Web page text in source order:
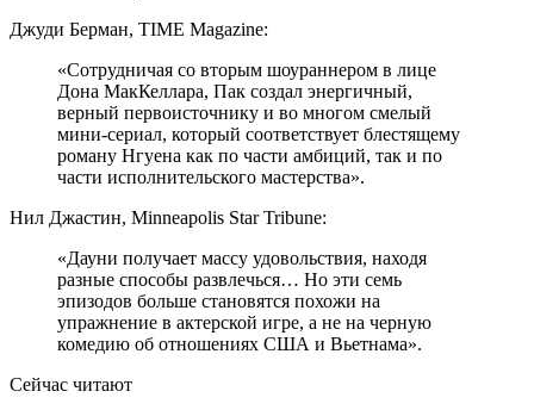
Джуди Берман, TIME Magazine:
«Сотрудничая со вторым шоураннером в лице
Дона МакКеллара, Пак создал энергичный,
верный первоисточнику и во многом смелый
мини-сериал, который соответствует блестящему
роману Нгуена как по части амбиций, так и по
части исполнительского мастерства».
Нил Джастин, Minneapolis Star Tribune:
«Дауни получает массу удовольствия, находя
разные способы развлечься… Но эти семь
эпизодов больше становятся похожи на
упражнение в актерской игре, а не на черную
комедию об отношениях США и Вьетнама».
Сейчас читают